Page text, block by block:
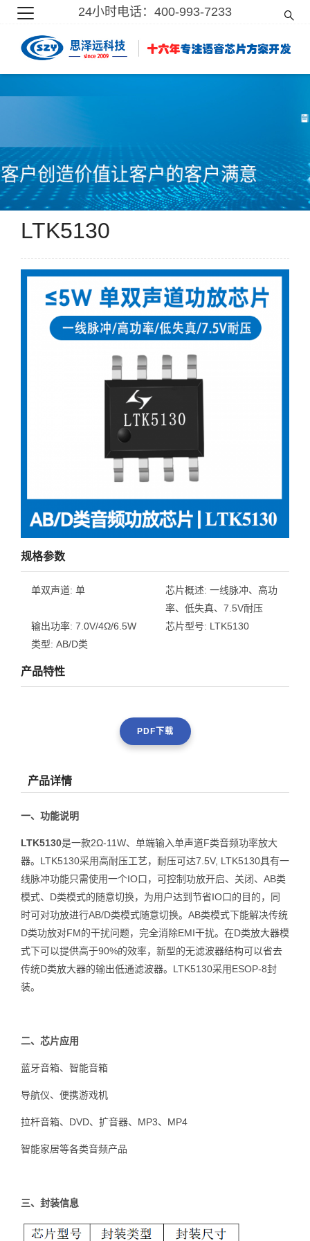
24小时电话：400-993-7233
LTK5130
规格参数
单双声道: 单 芯片概述: 一线脉冲、高功
率、低失真、7.5V耐压
输出功率: 7.0V/4Ω/6.5W 芯片型号: LTK5130
类型: AB/D类
产品特性
PDF下载
产品详情
一、功能说明
LTK5130是一款2Ω-11W、单端输入单声道F类音频功率放大
器。LTK5130采用高耐压工艺，耐压可达7.5V, LTK5130具有一
线脉冲功能只需使用一个IO口，可控制功放开启、关闭、AB类
模式、D类模式的随意切换，为用户达到节省IO口的目的，同
时可对功放进行AB/D类模式随意切换。AB类模式下能解决传统
D类功放对FM的干扰问题，完全消除EMI干扰。在D类放大器模
式下可以提供高于90%的效率，新型的无滤波器结构可以省去
传统D类放大器的输出低通滤波器。LTK5130采用ESOP-8封
装。
二、芯片应用
蓝牙音箱、智能音箱
导航仪、便携游戏机
拉杆音箱、DVD、扩音器、MP3、MP4
智能家居等各类音频产品
三、封装信息